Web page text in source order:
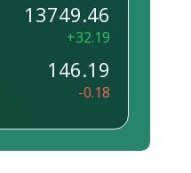
13749.46
+32.19
146.19
-0.18